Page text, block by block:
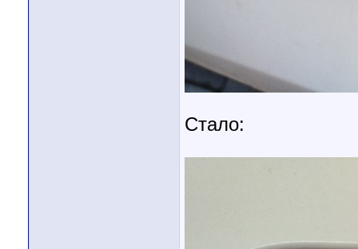
Стало: